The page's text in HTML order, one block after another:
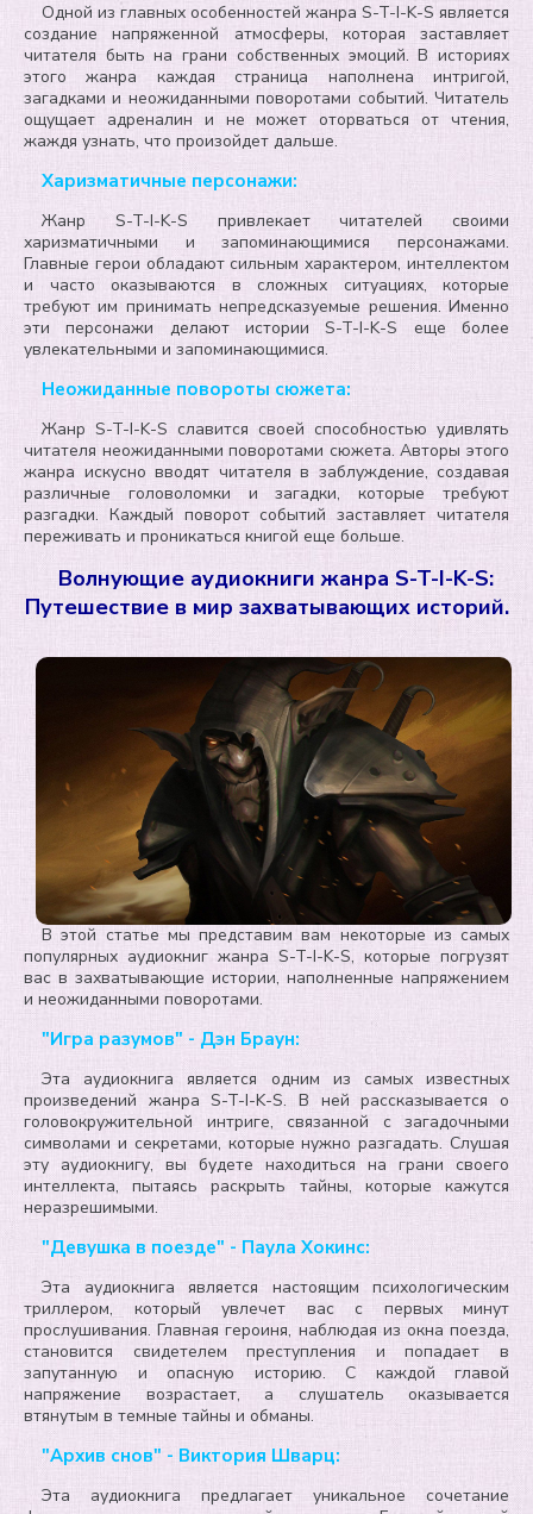
Одной из главных особенностей жанра S-T-I-K-S является
создание напряженной атмосферы, которая заставляет
читателя быть на грани собственных эмоций. В историях
этого жанра каждая страница наполнена интригой,
загадками и неожиданными поворотами событий. Читатель
ощущает адреналин и не может оторваться от чтения,
жаждя узнать, что произойдет дальше.
Харизматичные персонажи:
Жанр S-T-I-K-S привлекает читателей своими
харизматичными и запоминающимися персонажами.
Главные герои обладают сильным характером, интеллектом
и часто оказываются в сложных ситуациях, которые
требуют им принимать непредсказуемые решения. Именно
эти персонажи делают истории S-T-I-K-S еще более
увлекательными и запоминающимися.
Неожиданные повороты сюжета:
Жанр S-T-I-K-S славится своей способностью удивлять
читателя неожиданными поворотами сюжета. Авторы этого
жанра искусно вводят читателя в заблуждение, создавая
различные головоломки и загадки, которые требуют
разгадки. Каждый поворот событий заставляет читателя
переживать и проникаться книгой еще больше.
Волнующие аудиокниги жанра S-T-I-K-S:
Путешествие в мир захватывающих историй.
В этой статье мы представим вам некоторые из самых
популярных аудиокниг жанра S-T-I-K-S, которые погрузят
вас в захватывающие истории, наполненные напряжением
и неожиданными поворотами.
"Игра разумов" - Дэн Браун:
Эта аудиокнига является одним из самых известных
произведений жанра S-T-I-K-S. В ней рассказывается о
головокружительной интриге, связанной с загадочными
символами и секретами, которые нужно разгадать. Слушая
эту аудиокнигу, вы будете находиться на грани своего
интеллекта, пытаясь раскрыть тайны, которые кажутся
неразрешимыми.
"Девушка в поезде" - Паула Хокинс:
Эта аудиокнига является настоящим психологическим
триллером, который увлечет вас с первых минут
прослушивания. Главная героиня, наблюдая из окна поезда,
становится свидетелем преступления и попадает в
запутанную и опасную историю. С каждой главой
напряжение возрастает, а слушатель оказывается
втянутым в темные тайны и обманы.
"Архив снов" - Виктория Шварц:
Эта аудиокнига предлагает уникальное сочетание